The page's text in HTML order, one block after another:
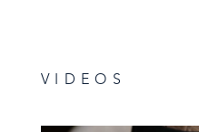
VIDEOS